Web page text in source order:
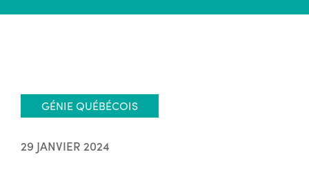
GÉNIE QUÉBÉCOIS
29 JANVIER 2024